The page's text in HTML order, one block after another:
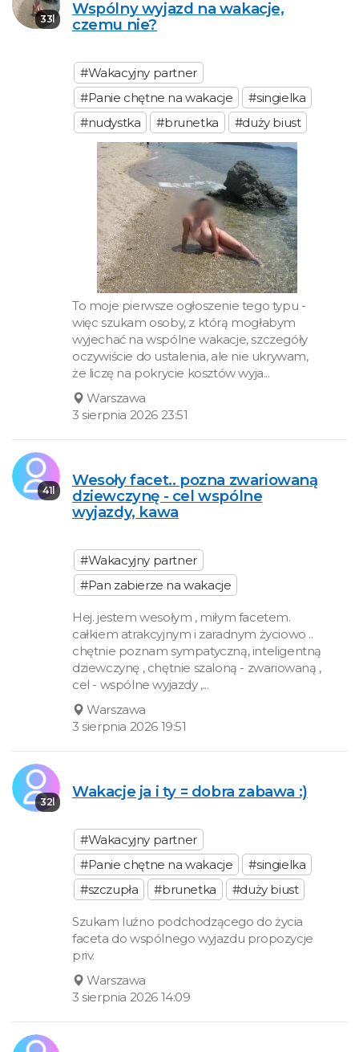
33l
Wspólny wyjazd na wakacje,
czemu nie?
#Wakacyjny partner
#Panie chętne na wakacje
#singielka
#nudystka
#brunetka #duży biust
To moje pierwsze ogłoszenie tego typu -
więc szukam osoby, z którą mogłabym
wyjechać na wspólne wakacje, szczegóły
oczywiście do ustalenia, ale nie ukrywam,
że liczę na pokrycie kosztów wyja...
Warszawa
3 sierpnia 2026 23:51
41l
Wesoły facet.. pozna zwariowaną
dziewczynę - cel wspólne
wyjazdy, kawa
#Wakacyjny partner
#Pan zabierze na wakacje
Hej. jestem wesołym , miłym facetem.
całkiem atrakcyjnym i zaradnym życiowo ..
chętnie poznam sympatyczną, inteligentną
dziewczynę , chętnie szaloną - zwariowaną ,
cel - wspólne wyjazdy ,...
Warszawa
3 sierpnia 2026 19:51
32l
Wakacje ja i ty = dobra zabawa :)
#Wakacyjny partner
#Panie chętne na wakacje
#singielka
#szczupła
#brunetka #duży biust
Szukam luźno podchodzącego do życia
faceta do wspólnego wyjazdu propozycje
priv.
Warszawa
3 sierpnia 2026 14:09